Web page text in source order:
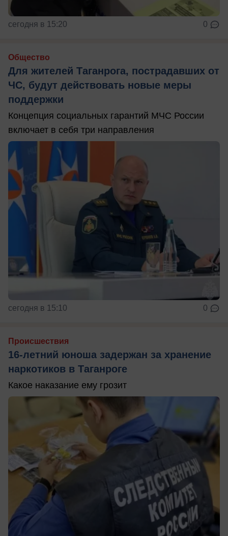
сегодня в 15:20 0
Общество
Для жителей Таганрога, пострадавших от
ЧС, будут действовать новые меры
поддержки
Концепция социальных гарантий МЧС России
включает в себя три направления
сегодня в 15:10 0
Происшествия
16-летний юноша задержан за хранение
наркотиков в Таганроге
Какое наказание ему грозит